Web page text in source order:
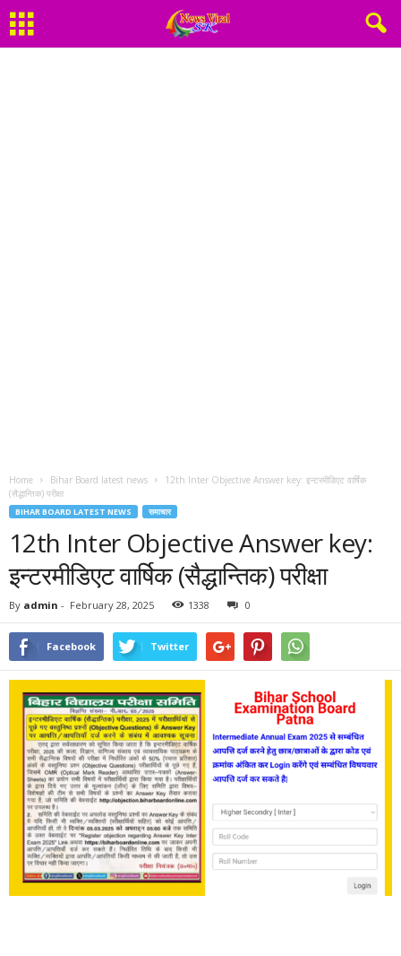
Home Bihar Board latest news
12th Inter Objective Answer key: इन्टरमीडिएट वार्षिक
(सैद्धान्तिक) परीक्षा
BIHAR BOARD LATEST NEWS समाचार
12th Inter Objective Answer key:
इन्टरमीडिएट वार्षिक (सैद्धान्तिक) परीक्षा
By admin - February 28, 2025 1338 0
Facebook Twitter